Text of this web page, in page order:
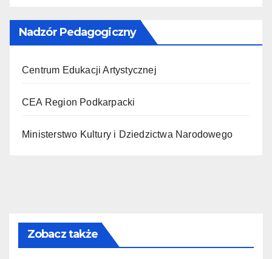
Nadzór Pedagogiczny
Centrum Edukacji Artystycznej
CEA Region Podkarpacki
Ministerstwo Kultury i Dziedzictwa Narodowego
Zobacz także